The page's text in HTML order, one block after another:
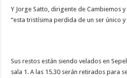
Y Jorge Satto, dirigente de Cambiemos
“esta tristísima perdida de un ser único
Sus restos están siendo velados en
sala 1. A las 15.30 serán retirados para